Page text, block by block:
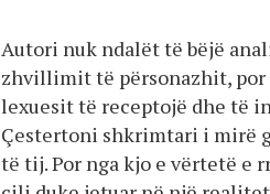
Autori nuk ndalët të bëjë
zhvillimit të përsonazhit, por
lexuesit të receptojë dhe të
Çestertoni shkrimtari i mirë
të tij. Por nga kjo e vërtetë e